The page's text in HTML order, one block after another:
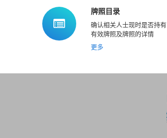
牌照目录
确认相关人士现时是否持有
有效牌照及牌照的详情
更多